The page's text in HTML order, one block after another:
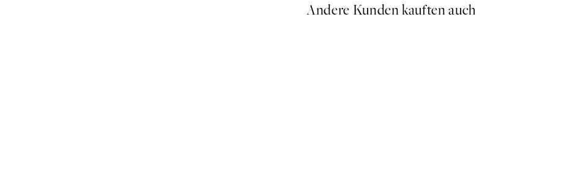
Andere Kunden kauften auch